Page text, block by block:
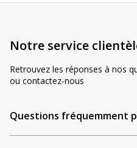
Notre service
Retrouvez les réponses à nos
ou contactez-nous
Questions fréquemment